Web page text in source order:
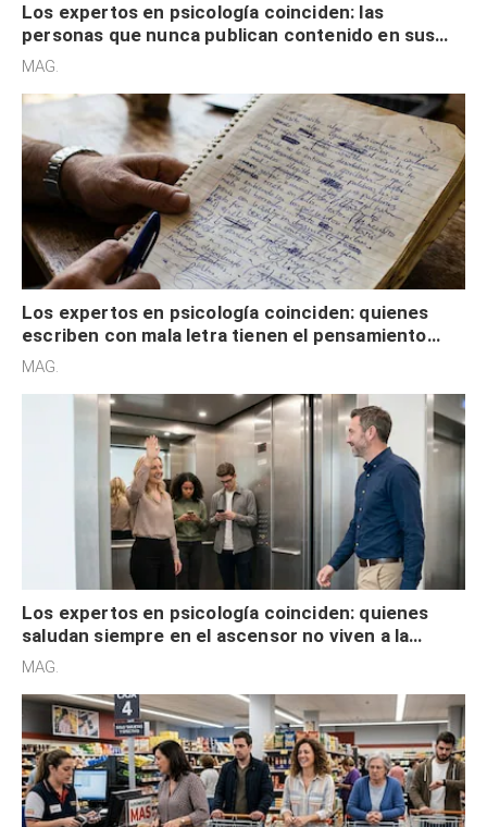
Los expertos en psicología coinciden: las
personas que nunca publican contenido en sus
redes sociales no pretenden buscar validación
MAG.
Los expertos en psicología coinciden: quienes
escriben con mala letra tienen el pensamiento
acelerado y no lo hacen por desinterés
MAG.
Los expertos en psicología coinciden: quienes
saludan siempre en el ascensor no viven a la
defensiva y tienen apertura social
MAG.